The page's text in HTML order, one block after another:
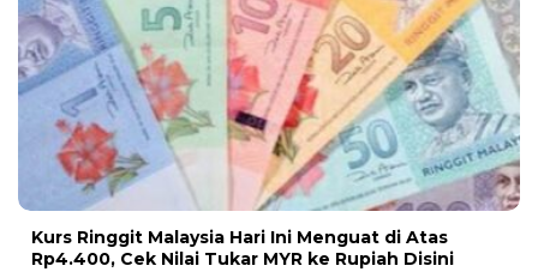
Kurs Ringgit Malaysia Hari Ini Menguat di Atas
Rp4.400, Cek Nilai Tukar MYR ke Rupiah Disini